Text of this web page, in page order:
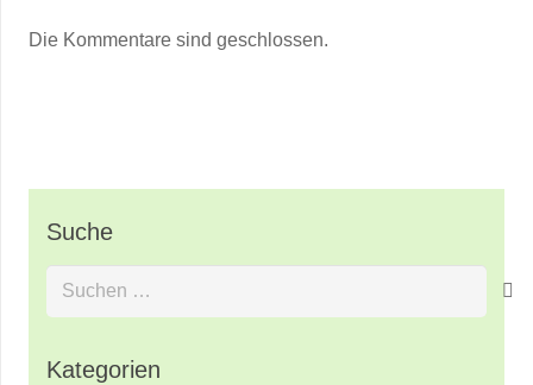
Die Kommentare sind geschlossen.
Suche
Suchen
nach:
Kategorien